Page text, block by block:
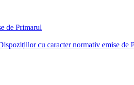
de Primarul
cu caracter normativ emise de